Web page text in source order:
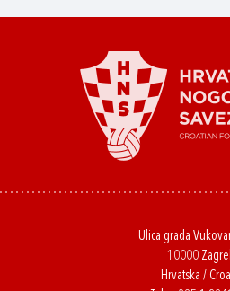
Ulica grada
10000
Hrvatska /